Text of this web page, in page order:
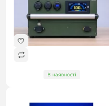
В наявності